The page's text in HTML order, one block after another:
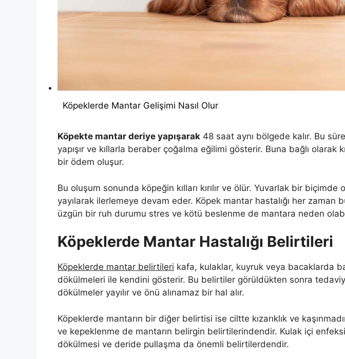
Köpeklerde Mantar Gelişimi Nasıl Olur
Köpekte mantar deriye yapışarak 48 saat aynı bölgede kalır. Bu
yapışır ve kıllarla beraber çoğalma eğilimi gösterir. Buna bağlı olarak
bir ödem oluşur.
Bu oluşum sonunda köpeğin kılları kırılır ve ölür. Yuvarlak bir biçimde
yayılarak ilerlemeye devam eder. Köpek mantar hastalığı her zaman
üzgün bir ruh durumu stres ve kötü beslenme de mantara neden
Köpeklerde Mantar Hastalığı Belirtileri
Köpeklerde mantar belirtileri kafa, kulaklar, kuyruk veya bacaklarda
dökülmeleri ile kendini gösterir. Bu belirtiler görüldükten sonra
dökülmeler yayılır ve önü alınamaz bir hal alır.
Köpeklerde mantarın bir diğer belirtisi ise ciltte kızarıklık ve
ve kepeklenme de mantarın belirgin belirtilerindendir. Kulak içi
dökülmesi ve deride pullaşma da önemli belirtilerdendir.